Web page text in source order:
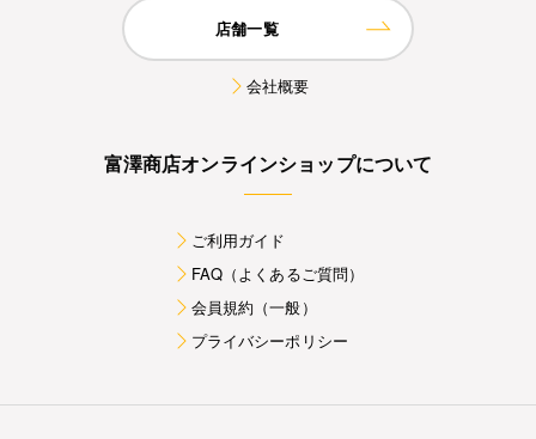
店舗一覧
会社概要
富澤商店オンラインショップについて
ご利用ガイド
FAQ（よくあるご質問）
会員規約（一般）
プライバシーポリシー